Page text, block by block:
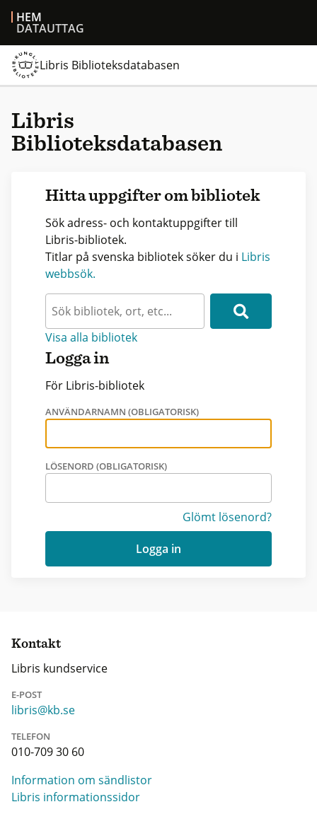
HEM
DATAUTTAG
Libris Biblioteksdatabasen
Libris
Biblioteksdatabasen
Hitta uppgifter om bibliotek
Sök adress- och kontaktuppgifter till
Libris-bibliotek.
Titlar på svenska bibliotek söker du i Libris
webbsök.
Visa alla bibliotek
Logga in
För Libris-bibliotek
ANVÄNDARNAMN (OBLIGATORISK)
LÖSENORD (OBLIGATORISK)
Glömt lösenord?
Logga in
Kontakt
Libris kundservice
E-POST
libris@kb.se
TELEFON
010-709 30 60
Information om sändlistor
Libris informationssidor